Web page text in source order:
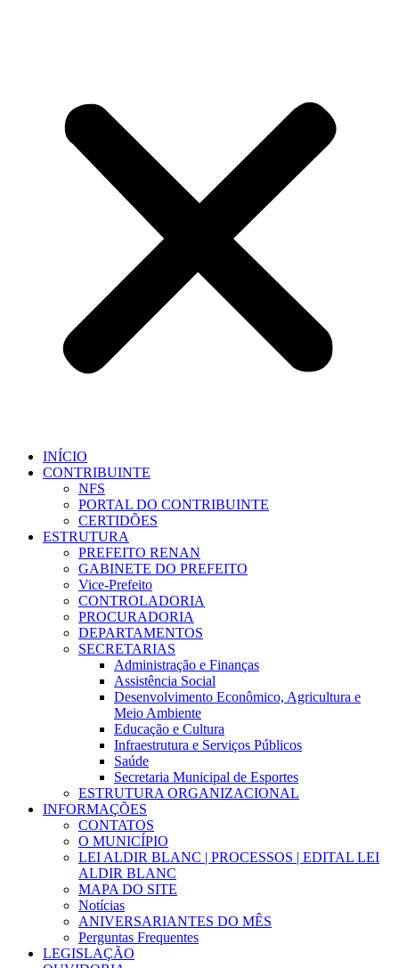
INÍCIO
CONTRIBUINTE
NFS
PORTAL DO CONTRIBUINTE
CERTIDÕES
ESTRUTURA
PREFEITO RENAN
GABINETE DO PREFEITO
Vice-Prefeito
CONTROLADORIA
PROCURADORIA
DEPARTAMENTOS
SECRETARIAS
Administração e Finanças
Assistência Social
Desenvolvimento Econômico, Agricultura e
Meio Ambiente
Educação e Cultura
Infraestrutura e Serviços Públicos
Saúde
Secretaria Municipal de Esportes
ESTRUTURA ORGANIZACIONAL
INFORMAÇÕES
CONTATOS
O MUNICÍPIO
LEI ALDIR BLANC | PROCESSOS | EDITAL LEI
ALDIR BLANC
MAPA DO SITE
Notícias
ANIVERSARIANTES DO MÊS
Perguntas Frequentes
LEGISLAÇÃO